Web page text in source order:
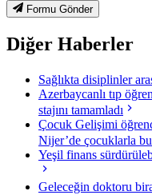
Formu Gönder
Diğer Haberler
Sağlıkta disiplinler
Azerbaycanlı tıp
stajını tamamladı
Çocuk Gelişimi
Nijer’de çocuklarla
Yeşil finans
Geleceğin doktoru